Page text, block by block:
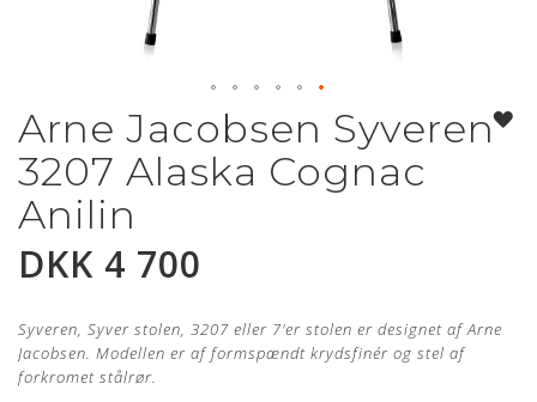
Gå
til
begynnelsen
av
bildegalleri
Arne Jacobsen Syveren
3207 Alaska Cognac
Anilin
DKK 4 700
Syveren, Syver stolen, 3207 eller 7'er stolen er designet af Arne
Jacobsen. Modellen er af formspændt krydsfinér og stel af
forkromet stålrør.